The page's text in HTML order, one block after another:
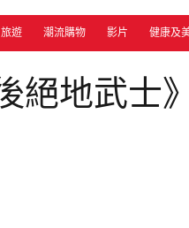
旅遊 潮流購物 影片 健康及
絕地武士